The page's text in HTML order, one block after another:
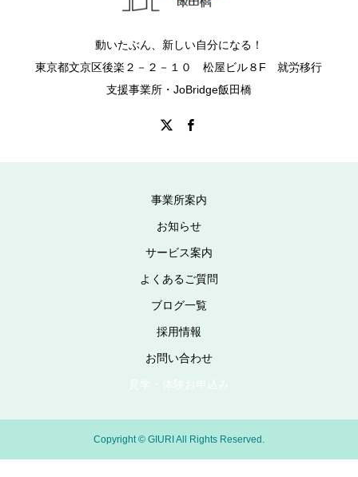
動いたぶん、新しい自分になる！
東京都文京区後楽２－２－１０ 松屋ビル８F 就労移行
支援事業所・JoBridge飯田橋
事業所案内
お知らせ
サービス案内
よくあるご質問
ブログ一覧
採用情報
お問い合わせ
見学・体験お申込み
Copyright © GIURI All Rights Reserved.